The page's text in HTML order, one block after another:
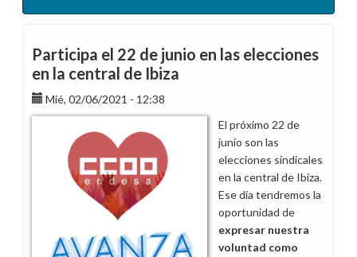
Participa el 22 de junio en las elecciones
en la central de Ibiza
Mié, 02/06/2021 - 12:38
El próximo 22 de
junio son las
elecciones sindicales
en la central de Ibiza.
Ese día tendremos la
oportunidad de
expresar nuestra
voluntad como